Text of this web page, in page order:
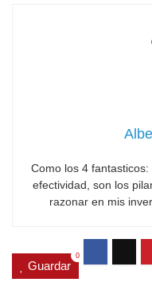
Como los 4
efectividad, son los
razonar en mis
Guardar
0